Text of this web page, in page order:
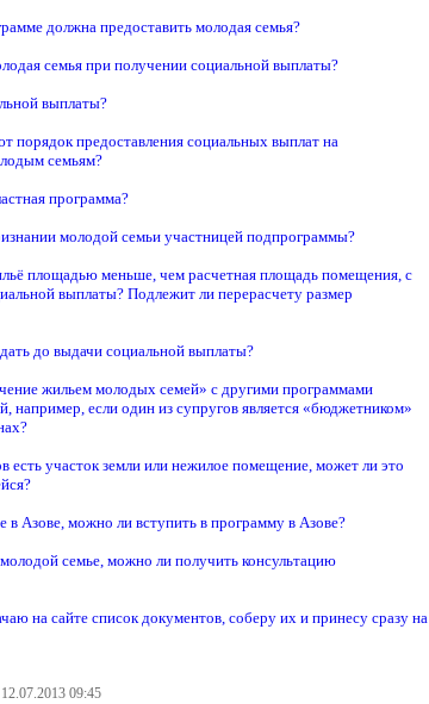
должна предоставить молодая семья?
семья при получении социальной выплаты?
выплаты?
порядок предоставления социальных выплат на
семьям?
программа?
молодой семьи участницей подпрограммы?
площадью меньше, чем расчетная площадь помещения, с
выплаты? Подлежит ли перерасчету размер
до выдачи социальной выплаты?
жильем молодых семей» с другими программами
если один из супругов является «бюджетником»
есть участок земли или нежилое помещение, может ли это
Азове, можно ли вступить в программу в Азове?
семье, можно ли получить консультацию
на сайте список документов, соберу их и принесу сразу на
12.07.2013 09:45